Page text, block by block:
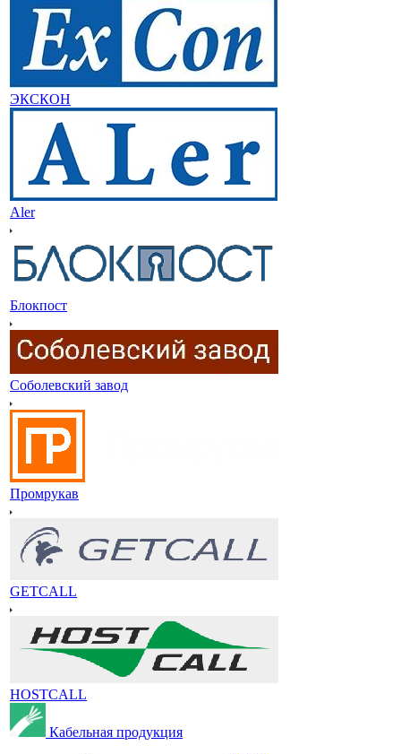
ЭКСКОН
Aler
Блокпост
Соболевский завод
Промрукав
GETCALL
HOSTCALL
Кабельная продукция